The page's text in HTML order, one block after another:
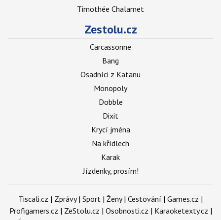
Timothée Chalamet
Zestolu.cz
Carcassonne
Bang
Osadníci z Katanu
Monopoly
Dobble
Dixit
Krycí jména
Na křídlech
Karak
Jízdenky, prosím!
Tiscali.cz | Zprávy| Sport | Ženy| Cestování | Games.cz |
Profigamers.cz | ZeStolu.cz | Osobnosti.cz | Karaoketexty.cz |